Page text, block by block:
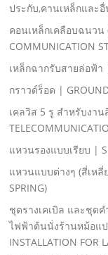
ประกับ,คานเหล็กและอื่
คอนเหล็กเคลือบฉนวน
COMMUNICATION
เหล็กฉากรับสายล่อฟ้า |
กราวด์ร็อด |
เคลวิส 5 รู สําหรับงาน
แหวนรองแบบเรียบ |
แหวนแบบต่างๆ (สี่เหลี่
SPRING)
ชุดรางเคเบิล และชุด
ไฟฟ้าต้นนั่งร้านหม้อแปล
INSTALLATION FOR